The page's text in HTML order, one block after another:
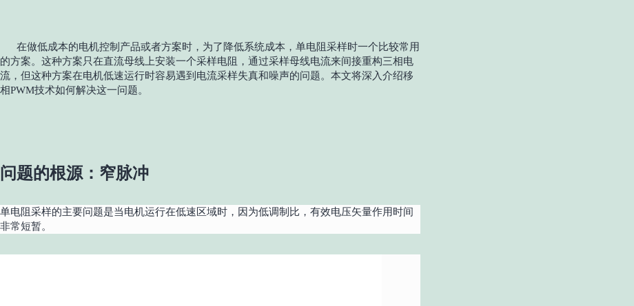
在做低成本的电机控制产品或者方案时，为了降低系统成本，单电阻采样时一个比较常用
的方案。这种方案只在直流母线上安装一个采样电阻，通过采样母线电流来间接重构三相电
流，但这种方案在电机低速运行时容易遇到电流采样失真和噪声的问题。本文将深入介绍移
相PWM技术如何解决这一问题。
问题的根源：窄脉冲
单电阻采样的主要问题是当电机运行在低速区域时，因为低调制比，有效电压矢量作用时间
非常短暂。